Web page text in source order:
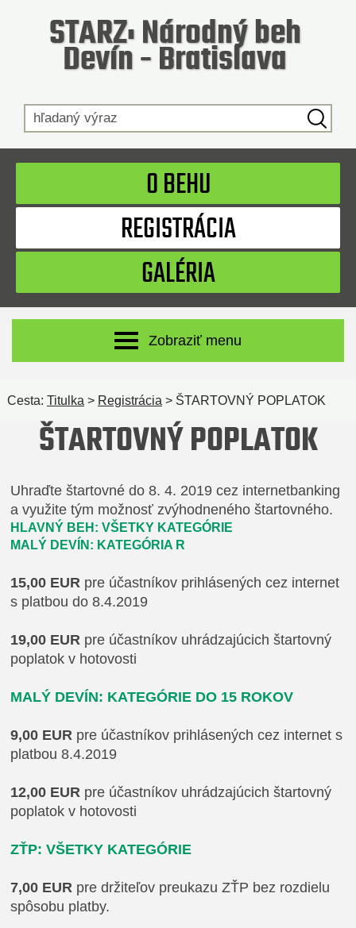
STARZ: Národný beh
Devín - Bratislava
O BEHU
REGISTRÁCIA
GALÉRIA
Zobraziť menu
Cesta: Titulka > Registrácia > ŠTARTOVNÝ POPLATOK
ŠTARTOVNÝ POPLATOK
Uhraďte štartovné do 8. 4. 2019 cez internetbanking
a využite tým možnosť zvýhodneného štartovného.
HLAVNÝ BEH: VŠETKY KATEGÓRIE
MALÝ DEVÍN: KATEGÓRIA R
15,00 EUR pre účastníkov prihlásených cez internet
s platbou do 8.4.2019
19,00 EUR pre účastníkov uhrádzajúcich štartovný
poplatok v hotovosti
MALÝ DEVÍN: KATEGÓRIE DO 15 ROKOV
9,00 EUR pre účastníkov prihlásených cez internet s
platbou 8.4.2019
12,00 EUR pre účastníkov uhrádzajúcich štartovný
poplatok v hotovosti
ZŤP: VŠETKY KATEGÓRIE
7,00 EUR pre držiteľov preukazu ZŤP bez rozdielu
spôsobu platby.